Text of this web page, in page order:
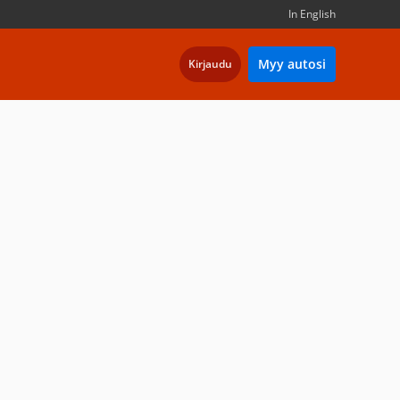
In English
Kirjaudu Myy autosi